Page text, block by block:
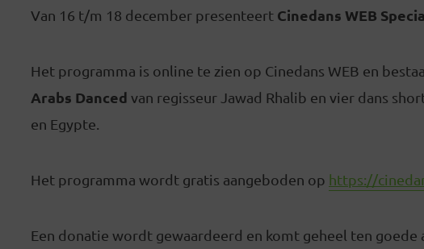
Van 16 t/m 18 december presenteert Cinedans WEB
Het programma is online te zien op Cinedans WEB en
Arabs Danced van regisseur Jawad Rhalib en vier dans
en Egypte.
Het programma wordt gratis aangeboden op https://
Een donatie wordt gewaardeerd en komt geheel ten goede